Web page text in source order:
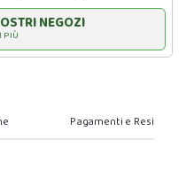
NEGOZI
PIÙ
Pagamenti e Resi